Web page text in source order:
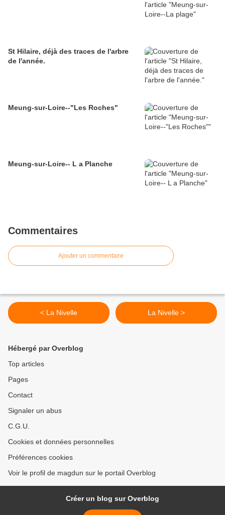
St Hilaire, déjà des traces de l'arbre
de l'année.
Meung-sur-Loire--"Les Roches"
Meung-sur-Loire-- L a Planche
Commentaires
Ajouter un commentaire
< La Nivelle La Nivelle >
Hébergé par Overblog
Top articles
Pages
Contact
Signaler un abus
C.G.U.
Cookies et données personnelles
Préférences cookies
Voir le profil de magdun sur le portail Overblog
Créer un blog sur Overblog